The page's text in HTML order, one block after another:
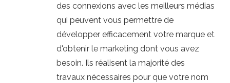
des connexions avec les meilleurs médias
qui peuvent vous permettre de
développer efficacement votre marque et
d'obtenir le marketing dont vous avez
besoin. Ils réalisent la majorité des
travaux nécessaires pour que votre nom